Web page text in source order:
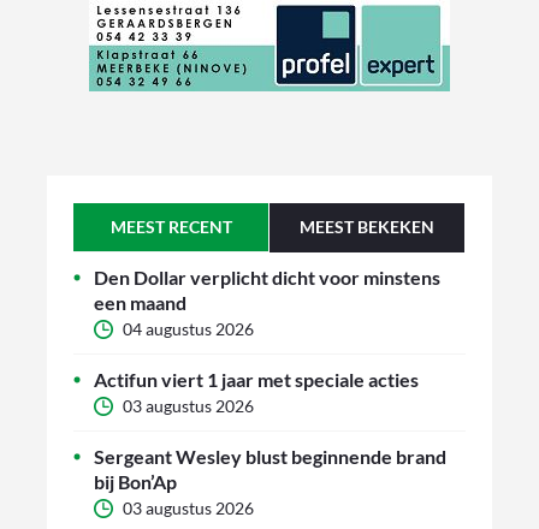
MEEST RECENT MEEST BEKEKEN
Den Dollar verplicht dicht voor minstens
een maand
04 augustus 2026
Actifun viert 1 jaar met speciale acties
03 augustus 2026
Sergeant Wesley blust beginnende brand
bij Bon’Ap
03 augustus 2026